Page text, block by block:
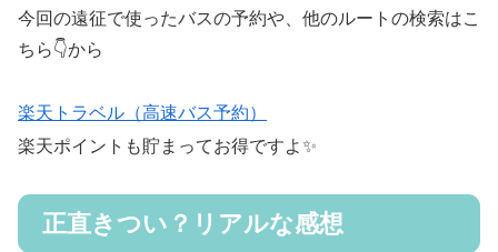
今回の遠征で使ったバスの予約や、他のルートの検索はこ
ちら👇から
楽天トラベル（高速バス予約）
楽天ポイントも貯まってお得ですよ✨
正直きつい？リアルな感想